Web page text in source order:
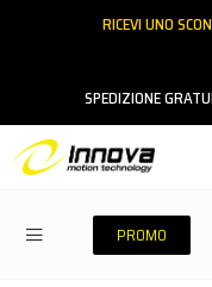
RICEVI UNO
SPEDIZIONE
PROMO